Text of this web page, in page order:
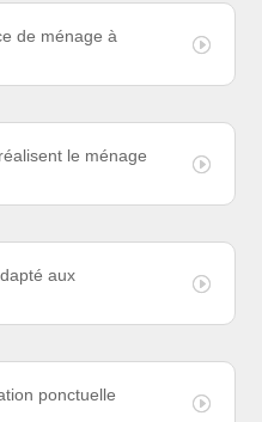
de ménage à
le ménage
aux
ponctuelle